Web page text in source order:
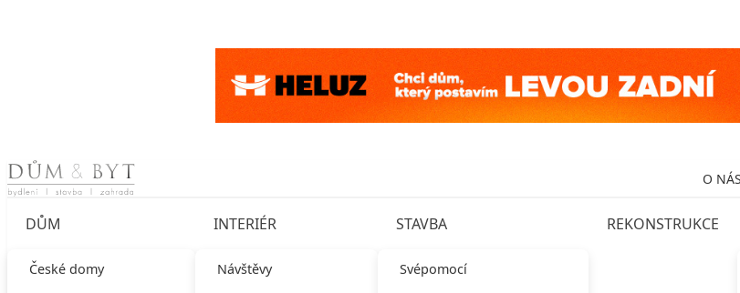
Skip to content O NÁS
DŮM
České domy
INTERIÉR
Návštěvy
STAVBA
Svépomocí
REKONSTRUKCE